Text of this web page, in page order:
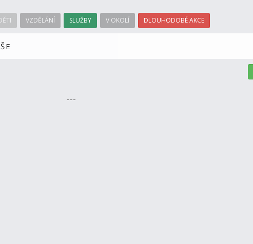
VZDĚLÁNÍ SLUŽBY V OKOLÍ DLOUHODOBÉ AKCE
---